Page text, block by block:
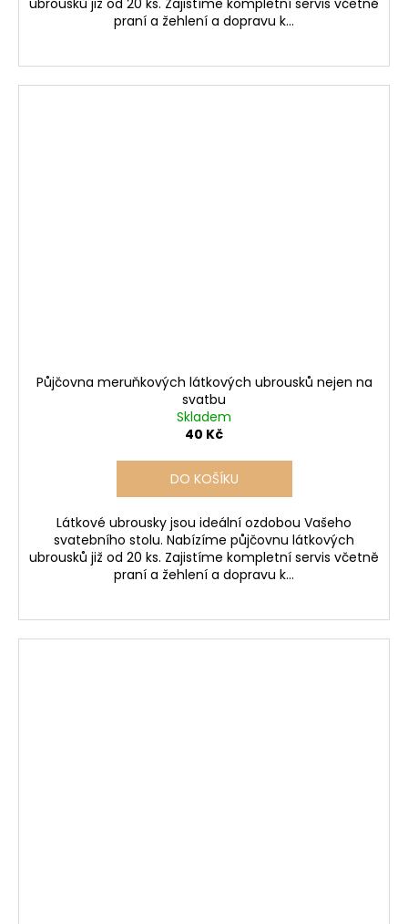
ubrousků již od 20 ks. Zajistíme kompletní servis včetně
praní a žehlení a dopravu k...
Půjčovna meruňkových látkových ubrousků nejen na
svatbu
Skladem
40 Kč
DO KOŠÍKU
Látkové ubrousky jsou ideální ozdobou Vašeho
svatebního stolu. Nabízíme půjčovnu látkových
ubrousků již od 20 ks. Zajistíme kompletní servis včetně
praní a žehlení a dopravu k...